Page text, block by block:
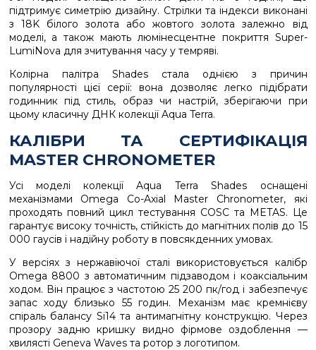
підтримує симетрію дизайну. Стрілки та індекси виконані
з 18K білого золота або жовтого золота залежно від
моделі, а також мають люмінесцентне покриття Super-
LumiNova для зчитування часу у темряві.
Колірна палітра Shades стала однією з причин
популярності цієї серії: вона дозволяє легко підібрати
годинник під стиль, образ чи настрій, зберігаючи при
цьому класичну ДНК колекції Aqua Terra.
КАЛІБРИ ТА СЕРТИФІКАЦІЯ
MASTER CHRONOMETER
Усі моделі колекції Aqua Terra Shades оснащені
механізмами Omega Co-Axial Master Chronometer, які
проходять повний цикл тестування COSC та METAS. Це
гарантує високу точність, стійкість до магнітних полів до 15
000 гаусів і надійну роботу в повсякденних умовах.
У версіях з нержавіючої сталі використовується калібр
Omega 8800 з автоматичним підзаводом і коаксіальним
ходом. Він працює з частотою 25 200 пк/год і забезпечує
запас ходу близько 55 годин. Механізм має кремнієву
спіраль балансу Si14 та антимагнітну конструкцію. Через
прозору задню кришку видно фірмове оздоблення —
хвилясті Geneva Waves та ротор з логотипом.